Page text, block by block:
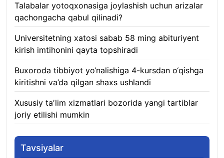
Talabalar yotoqxonasiga joylashish uchun arizalar
qachongacha qabul qilinadi?
Universitetning xatosi sabab 58 ming abituriyent
kirish imtihonini qayta topshiradi
Buxoroda tibbiyot yo‘nalishiga 4-kursdan o‘qishga
kiritishni va’da qilgan shaxs ushlandi
Xususiy taʼlim xizmatlari bozorida yangi tartiblar
joriy etilishi mumkin
Tavsiyalar